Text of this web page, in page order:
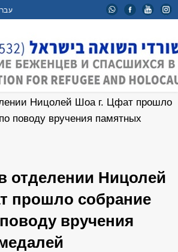
/
Ницолей Шоа г. Цфат прошло
поводу вручения памятных
отделении Ницолей
прошло собрание
вручения